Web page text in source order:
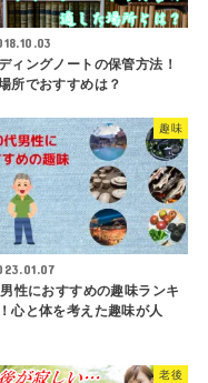
ィングノートの保管方法！
所でおすすめは？
趣味
性におすすめの趣味ランキ
心と体を考えた趣味が人
老後